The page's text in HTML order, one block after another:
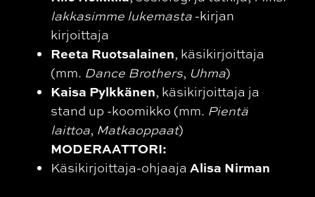
lakkasimme lukemasta-kirjan
kirjoittaja
Reeta Ruotsalainen, käsikirjoittaja
(mm. Dance Brothers, Uhma)
Kaisa Pylkkänen, käsikirjoittaja ja
stand up -koomikko (mm. Pientä
laittoa, Matkaoppaat)
MODERAATTORI:
Käsikirjoittaja-ohjaaja Alisa Nirman